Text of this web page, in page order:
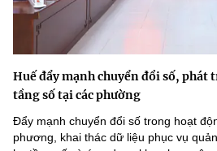
Huế đẩy mạnh chuyển đổi số, phát
tầng số tại các phường
Đẩy mạnh chuyển đổi số trong hoạt
phương, khai thác dữ liệu phục vụ